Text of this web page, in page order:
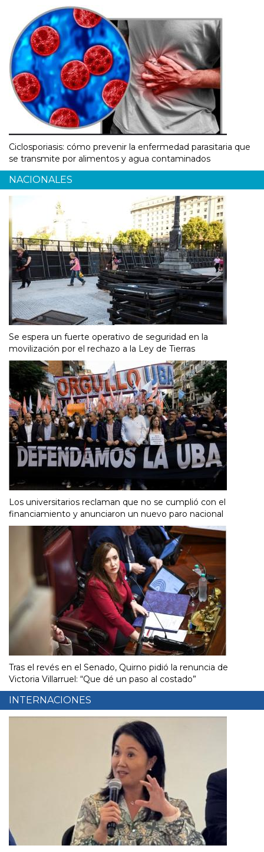
Ciclosporiasis: cómo prevenir la enfermedad parasitaria que
se transmite por alimentos y agua contaminados
NACIONALES
Se espera un fuerte operativo de seguridad en la
movilización por el rechazo a la Ley de Tierras
Los universitarios reclaman que no se cumplió con el
financiamiento y anunciaron un nuevo paro nacional
Tras el revés en el Senado, Quirno pidió la renuncia de
Victoria Villarruel: “Que dé un paso al costado”
INTERNACIONES